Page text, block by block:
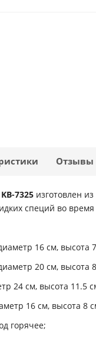
Отзывы
7325 изготовлен
специй во
16 см, высота
20 см, высота
24 см, высота 11.5
16 см, высота 8
горячее;